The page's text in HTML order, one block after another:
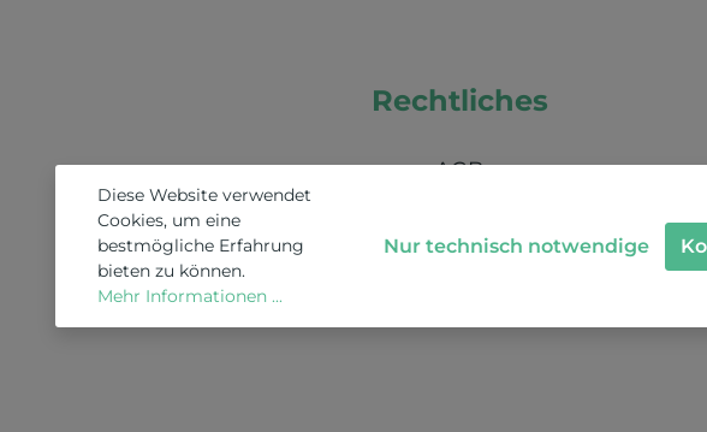
Rechtliches
AGB
Nachhaltigkeit / Umweltschutz / KI
Diese Website verwendet
Cookies, um eine
bestmögliche Erfahrung
bieten zu können.
Mehr Informationen ...
Nur technisch notwendige